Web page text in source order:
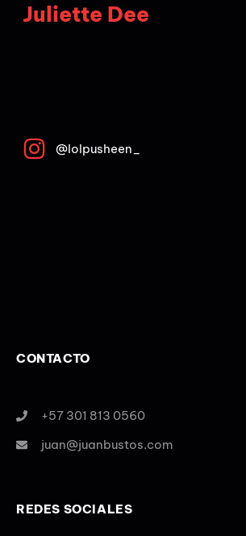
Juliette Dee
@lolpusheen_
CONTACTO
+57 301 813 0560
juan@juanbustos.com
REDES SOCIALES